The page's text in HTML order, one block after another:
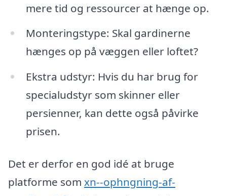
mere tid og ressourcer at hænge op.
Monteringstype: Skal gardinerne
hænges op på væggen eller loftet?
Ekstra udstyr: Hvis du har brug for
specialudstyr som skinner eller
persienner, kan dette også påvirke
prisen.
Det er derfor en god idé at bruge
platforme som xn--ophngning-af-